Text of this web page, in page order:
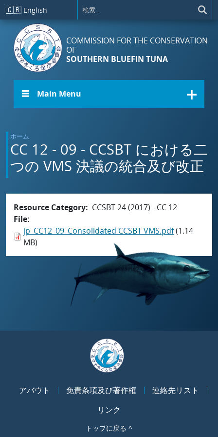
メインコンテンツに移動
🇬🇧 English
COMMISSION FOR THE CONSERVATION
OF
SOUTHERN BLUEFIN TUNA
☰ Main Menu
ホーム
CC 12 - 09 - CCSBT における二
つの VMS 決議の統合及び改正
Resource Category
CCSBT 24 (2017) - CC 12
File
jp_CC12_09_Consolidated CCSBT VMS.pdf(1.14
MB)
アバウト 免責条項及び著作権
連絡先リスト
リンク
トップに戻る ^